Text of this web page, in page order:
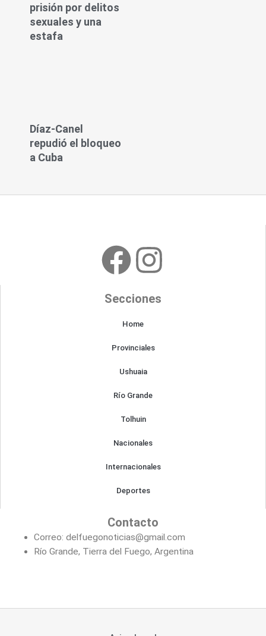
prisión por delitos
sexuales y una
estafa
Díaz-Canel
repudió el bloqueo
a Cuba
F
a
c
e
b
o
o
k
I
n
t
g
r
a
m
Secciones
Home
Provinciales
Ushuaia
Río Grande
Tolhuin
Nacionales
Internacionales
Deportes
Contacto
Correo: delfuegonoticias@gmail.com
Río Grande, Tierra del Fuego, Argentina